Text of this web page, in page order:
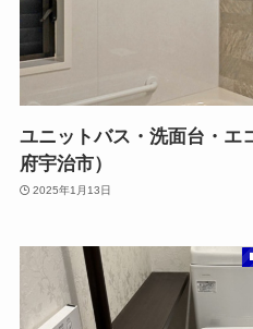
ユニットバス・洗面台・エ
府宇治市）
2025年1月13日